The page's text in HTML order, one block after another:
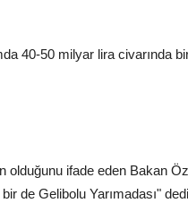
40-50 milyar lira civarında
olduğunu ifade eden Bakan
de Gelibolu Yarımadası"